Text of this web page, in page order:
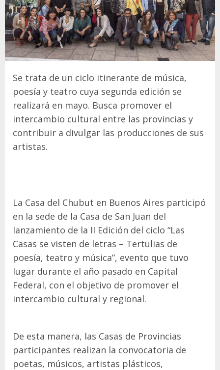
Se trata de un ciclo itinerante de música,
poesía y teatro cuya segunda edición se
realizará en mayo. Busca promover el
intercambio cultural entre las provincias y
contribuir a divulgar las producciones de sus
artistas.
La Casa del Chubut en Buenos Aires participó
en la sede de la Casa de San Juan del
lanzamiento de la II Edición del ciclo “Las
Casas se visten de letras – Tertulias de
poesía, teatro y música”, evento que tuvo
lugar durante el año pasado en Capital
Federal, con el objetivo de promover el
intercambio cultural y regional.
De esta manera, las Casas de Provincias
participantes realizan la convocatoria de
poetas, músicos, artistas plásticos,